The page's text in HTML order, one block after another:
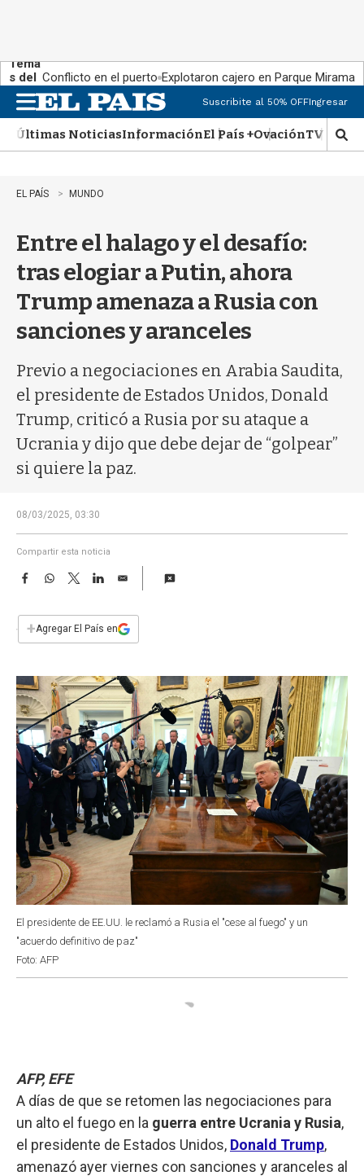
Tema
s del
día:
Conflicto en el puerto Explotaron cajero en Parque Miramar
n
u
Suscribite al 50% OFFIngresar
Últimas NoticiasInformaciónEl País +OvaciónTV Show
M
o
EL PAÍS MUNDO
Entre el halago y el desafío:
tras elogiar a Putin, ahora
Trump amenaza a Rusia con
sanciones y aranceles
Previo a negociaciones en Arabia Saudita,
el presidente de Estados Unidos, Donald
Trump, criticó a Rusia por su ataque a
Ucrania y dijo que debe dejar de “golpear”
si quiere la paz.
08/03/2025, 03:30
Compartir esta noticia
F
e
b
k
W
s
p
T
w
t
L
n
E
i
l
+Agregar El País en
El presidente de EE.UU. le reclamó a Rusia el "cese al fuego" y un
"acuerdo definitivo de paz"
Foto: AFP
AFP, EFE
A días de que se retomen las negociaciones para
un alto el fuego en la guerra entre Ucrania y Rusia,
el presidente de Estados Unidos, Donald Trump,
amenazó ayer viernes con sanciones y aranceles al